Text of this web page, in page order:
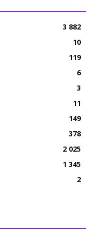
3 882
10
119
6
3
11
149
378
2 025
1 345
2